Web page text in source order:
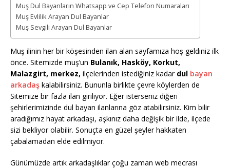
Muş Dul Bayanların Whatsapp ve Cep Telefon Numaraları
Muş Evlilik Arayan Dul Bayanlar
Muş Sevgili Arayan Dul Bayanlar
Muş ilinin her bir köşesinden ilan alan sayfamıza hoş geldiniz ilk
önce. Sitemizde muş’un Bulanık, Hasköy, Korkut,
Malazgirt, merkez, ilçelerinden istediğiniz kadar dul bayan
arkadaş kalabilirsiniz. Bununla birlikte çevre köylerden de
Sitemize bir fazla ilan giriliyor. Eğer isterseniz diğeri
şehirlerimizinde dul bayan ilanlarına göz atabilirsiniz. Kim bilir
aradığımız hayat arkadaşı, aşkınız daha değişik bir ilde, ilçede
sizi bekliyor olabilir. Sonuçta en güzel şeyler hakkaten
çabalamadan elde edilmiyor.
Günümüzde artık arkadaşlıklar çoğu zaman web mecrası